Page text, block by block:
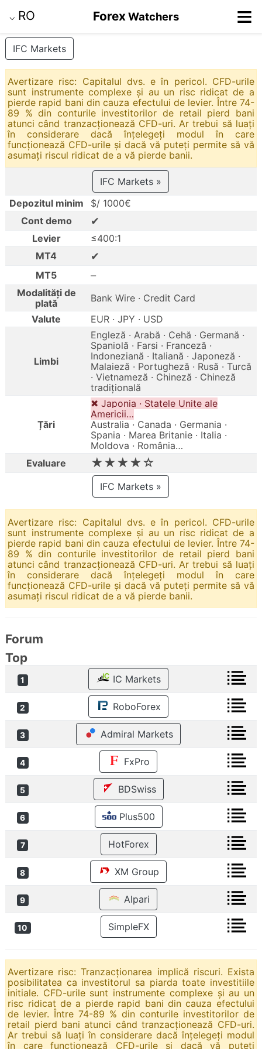
⌵ RO Forex Watchers ≡
IFC Markets
Avertizare risc: Capitalul dvs. e în pericol. CFD-urile
sunt instrumente complexe și au un risc ridicat de a
pierde rapid bani din cauza efectului de levier. Între 74-
89 % din conturile investitorilor de retail pierd bani
atunci când tranzacționează CFD-uri. Ar trebui să luați
în considerare dacă înțelegeți modul în care
funcționează CFD-urile și dacă vă puteți permite să vă
asumați riscul ridicat de a vă pierde banii.
IFC Markets »
Depozitul minim
$/ 1000€
Cont demo
✔
Levier
≤400:1
MT4
✔
MT5 –
Modalități de
plată
Bank Wire · Credit Card
Valute
EUR · JPY · USD
Limbi
Engleză · Arabă · Cehă · Germană ·
Spaniolă · Farsi · Franceză ·
Indoneziană · Italiană · Japoneză ·
Malaieză · Portugheză · Rusă · Turcă
· Vietnameză · Chineză · Chineză
tradițională
Țări
✖ Japonia · Statele Unite ale
Americii…
Australia · Canada · Germania ·
Spania · Marea Britanie · Italia ·
Moldova · România…
Evaluare
★★★★☆
IFC Markets »
Avertizare risc: Capitalul dvs. e în pericol. CFD-urile
sunt instrumente complexe și au un risc ridicat de a
pierde rapid bani din cauza efectului de levier. Între 74-
89 % din conturile investitorilor de retail pierd bani
atunci când tranzacționează CFD-uri. Ar trebui să luați
în considerare dacă înțelegeți modul în care
funcționează CFD-urile și dacă vă puteți permite să vă
asumați riscul ridicat de a vă pierde banii.
Forum
Top
1 IC Markets
2 RoboForex
3 Admiral Markets
4 FxPro
5 BDSwiss
6 Plus500
7 HotForex
8 XM Group
9 Alpari
10 SimpleFX
Avertizare risc: Tranzacționarea implică riscuri. Exista
posibilitatea ca investitorul sa piarda toate investitiile
initiale. CFD-urile sunt instrumente complexe și au un
risc ridicat de a pierde rapid bani din cauza efectului
de levier. Între 74-89 % din conturile investitorilor de
retail pierd bani atunci când tranzacționează CFD-uri.
Ar trebui să luați în considerare dacă înțelegeți modul
în care funcționează CFD-urile și dacă vă puteți